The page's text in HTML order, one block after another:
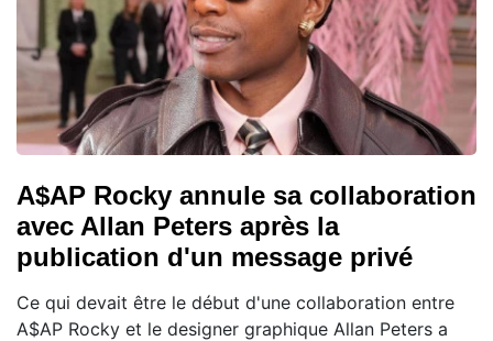
A$AP Rocky annule sa collaboration
avec Allan Peters après la
publication d'un message privé
Ce qui devait être le début d'une collaboration entre
A$AP Rocky et le designer graphique Allan Peters a